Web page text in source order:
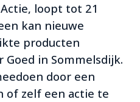
loopt tot 21
kan nieuwe
producten
in Sommelsdijk.
door een
of zelf een actie te